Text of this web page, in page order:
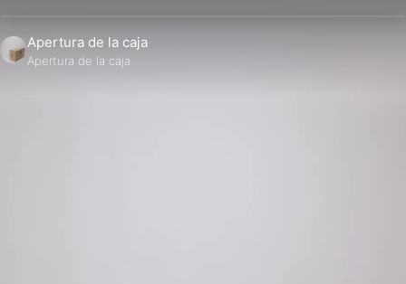
Apertura de la caja
Apertura de la caja